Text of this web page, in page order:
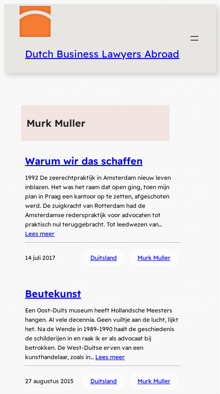
Dutch Business Lawyers Abroad
Murk Muller
Warum wir das schaffen
1992 De zeerechtpraktijk in Amsterdam nieuw leven
inblazen. Het was het raam dat open ging, toen mijn
plan in Praag een kantoor op te zetten, afgeschoten
werd. De zuigkracht van Rotterdam had de
Amsterdamse rederspraktijk voor advocaten tot
praktisch nul teruggebracht. Tot leedwezen van…
Lees meer
14 juli 2017 Duitsland Murk Muller
Beutekunst
Een Oost-Duits museum heeft Hollandsche Meesters
hangen. Al vele decennia. Geen vuiltje aan de lucht, lijkt
het. Na de Wende in 1989-1990 haalt de geschiedenis
de schilderijen in en raak ik er als advocaat bij
betrokken. De West-Duitse erven van een
kunsthandelaar, zoals in… Lees meer
27 augustus 2015 Duitsland Murk Muller